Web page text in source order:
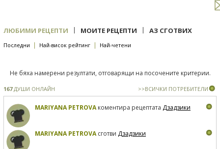
ЛЮБИМИ РЕЦЕПТИ | МОИТЕ РЕЦЕПТИ | АЗ СГОТВИХ
Последни | Най-висок рейтинг | Най-четени
Не бяха намерени резултати, отговарящи на посочените критерии.
167ДУШИ ОНЛАЙН >>ВСИЧКИ ПОТРЕБИТЕЛИ
MARIYANA PETROVAкоментира рецептата Дзадзики
MARIYANA PETROVAсготви Дзадзики